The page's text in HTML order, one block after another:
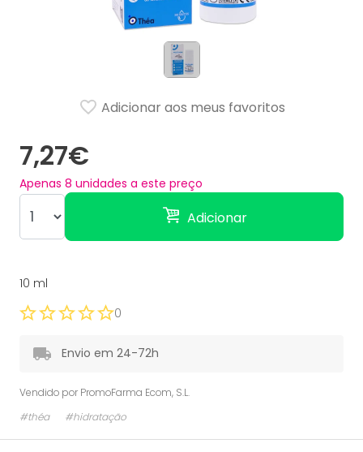
7,27€
Apenas 8 unidades a este preço
Adicionar
Adicionar aos meus favoritos
10 ml
0
Envio em 24-72h
Vendido por PromoFarma Ecom, S.L.
#théa
#hidratação